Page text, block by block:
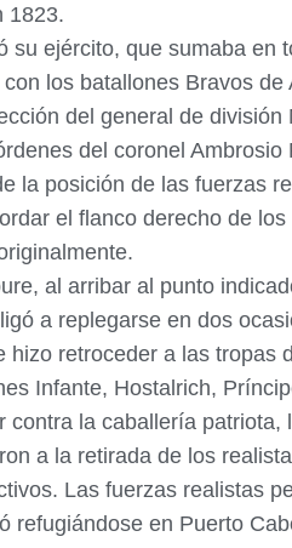
1823.
ejército, que sumaba
los batallones Bravos
del general de
del coronel
la posición de las fuerzas
el flanco derecho de
al arribar al punto
a replegarse en dos
retroceder a las tropas
Infante, Hostalrich,
la caballería
a la retirada de los
Las fuerzas realistas
refugiándose en Puerto